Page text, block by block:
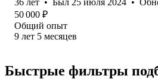
50 000 ₽
Общий опыт
9 лет 5 месяцев
Быстрые фильтры